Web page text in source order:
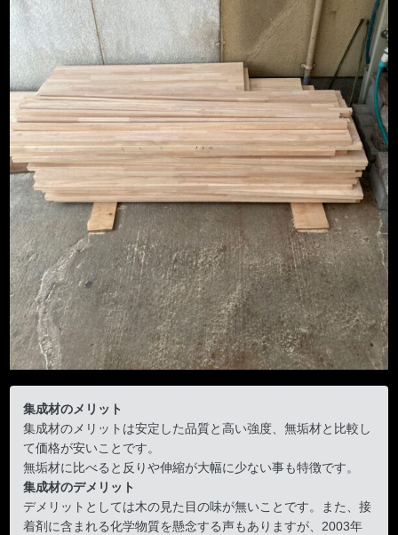
集成材のメリット
集成材のメリットは安定した品質と高い強度、無垢材と比較し
て価格が安いことです。
無垢材に比べると反りや伸縮が大幅に少ない事も特徴です。
集成材のデメリット
デメリットとしては木の見た目の味が無いことです。また、接
着剤に含まれる化学物質を懸念する声もありますが、2003年